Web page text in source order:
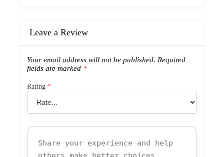
Leave a Review
Your email address will not be published. Required
fields are marked *
Rating *